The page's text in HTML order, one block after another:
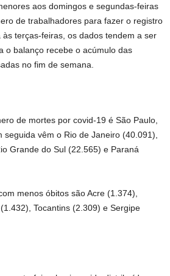
aos domingos e segundas-feiras
de trabalhadores para fazer o registro
terças-feiras, os dados tendem a ser
o balanço recebe o acúmulo das
no fim de semana.
de mortes por covid-19 é São Paulo,
vêm o Rio de Janeiro (40.091),
Grande do Sul (22.565) e Paraná
menos óbitos são Acre (1.374),
Tocantins (2.309) e Sergipe